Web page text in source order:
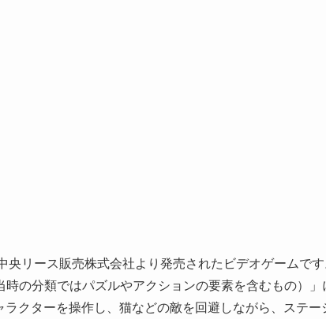
央リース販売株式会社より発売されたビデオゲームで
の分類ではパズルやアクションの要素を含むもの）」
クターを操作し、猫などの敵を回避しながら、ステー